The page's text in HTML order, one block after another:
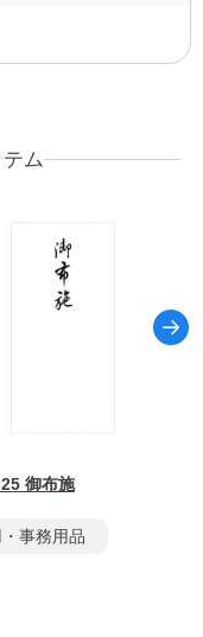
ム
御布施
・事務用品